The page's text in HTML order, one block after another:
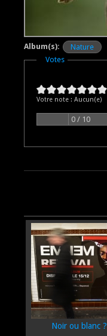
Album(s):
Nature
Masquer
Votes
Votre note : Aucun(e)
0 / 10
Noir ou blanc ?